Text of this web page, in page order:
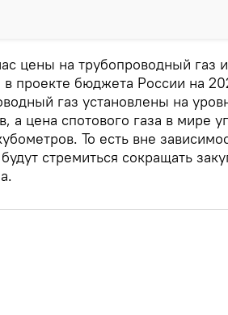
цены на трубопроводный газ
в проекте бюджета России на
газ установлены на
а цена спотового газа в мире
То есть вне
стремиться сокращать